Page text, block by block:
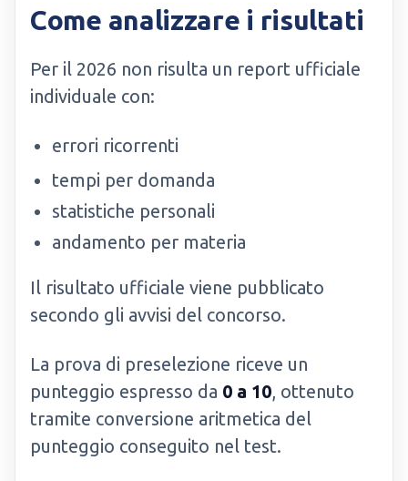
Come analizzare i risultati
Per il 2026 non risulta un report ufficiale
individuale con:
errori ricorrenti
tempi per domanda
statistiche personali
andamento per materia
Il risultato ufficiale viene pubblicato
secondo gli avvisi del concorso.
La prova di preselezione riceve un
punteggio espresso da 0 a 10, ottenuto
tramite conversione aritmetica del
punteggio conseguito nel test.